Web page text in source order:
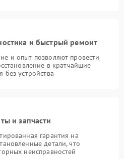
и быстрый ремонт
и опыт позволяют провести
в кратчайшие
устройства
и запчасти
гарантия на
детали, что
неисправностей